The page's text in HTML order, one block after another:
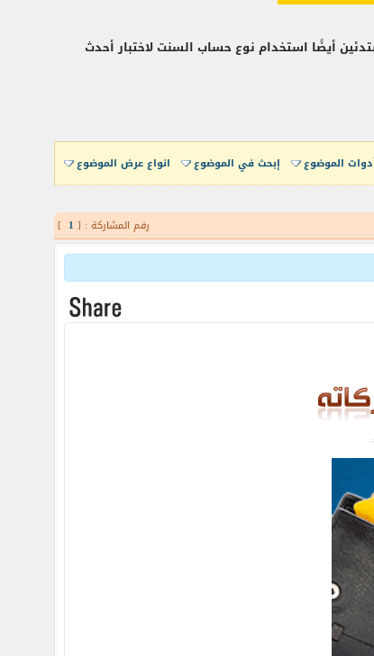
أيضًا استخدام نوع حساب السنت لاختبار أحدث
الموضوع إبحث في الموضوع انواع عرض الموضوع
رقم المشاركة : [ 1
]